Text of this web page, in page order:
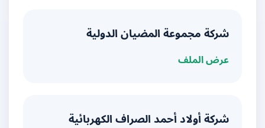
شركة مجموعة المضيان الدولية
عرض الملف
شركة أولاد أحمد الصراف الكهربائية